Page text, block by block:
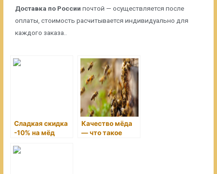
Доставка по России почтой — осуществляется после
оплаты, стоимость расчитывается индивидуально для
каждого заказа..
Сладкая скидка
-10% на мёд
Качество мёда
— что такое